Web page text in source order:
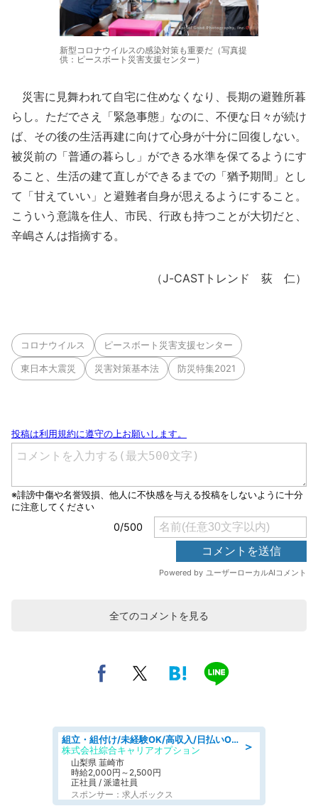
新型コロナウイルスの感染対策も重要だ（写真提
供：ピースボート災害支援センター）
災害に見舞われて自宅に住めなくなり、長期の避難所暮
らし。ただでさえ「緊急事態」なのに、不便な日々が続け
ば、その後の生活再建に向けて心身が十分に回復しない。
被災前の「普通の暮らし」ができる水準を保てるようにす
ること、生活の建て直しができるまでの「猶予期間」とし
て「甘えていい」と避難者自身が思えるようにすること。
こういう意識を住人、市民、行政も持つことが大切だと、
辛嶋さんは指摘する。
（J-CASTトレンド 荻 仁）
コロナウイルス ピースボート災害支援センター
東日本大震災 災害対策基本法 防災特集2021
全てのコメントを見る
＞
組立・組付け/未経験OK/高収入/日払いOK/寮費無料/日勤
株式会社綜合キャリアオプション
山梨県 韮崎市
時給2,000円～2,500円
正社員 / 派遣社員
スポンサー：求人ボックス